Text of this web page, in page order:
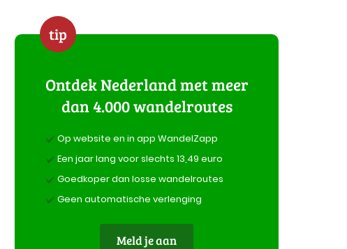
tip
Ontdek Nederland met meer
dan 4.000 wandelroutes
Op website en in app WandelZapp
Een jaar lang voor slechts 13,49 euro
Goedkoper dan losse wandelroutes
Geen automatische verlenging
Meld je aan